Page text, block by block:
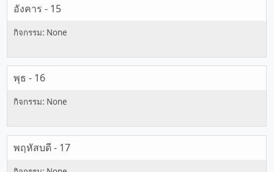
อังคาร - 15
พุธ - 16
พฤหัสบดี - 17